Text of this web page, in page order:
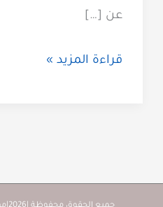
عن […]
شراء
نشتري
قراءة المزيد »